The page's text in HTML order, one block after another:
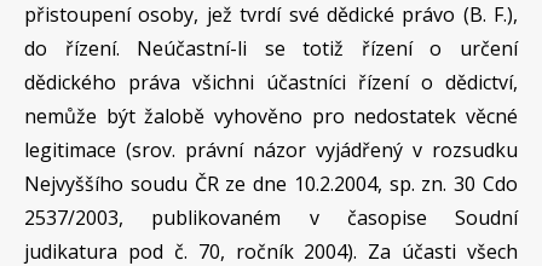
přistoupení osoby, jež tvrdí své dědické právo (B. F.),
do řízení. Neúčastní-li se totiž řízení o určení
dědického práva všichni účastníci řízení o dědictví,
nemůže být žalobě vyhověno pro nedostatek věcné
legitimace (srov. právní názor vyjádřený v rozsudku
Nejvyššího soudu ČR ze dne 10.2.2004, sp. zn. 30 Cdo
2537/2003, publikovaném v časopise Soudní
judikatura pod č. 70, ročník 2004). Za účasti všech